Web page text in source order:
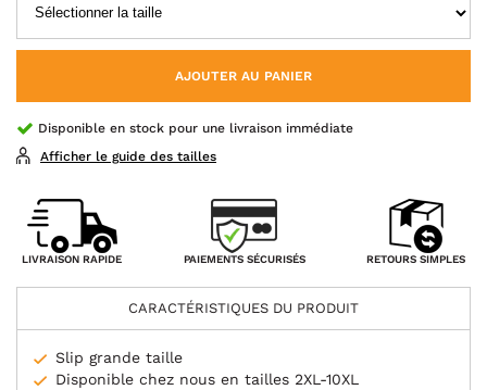
AJOUTER AU PANIER
Disponible en stock pour une livraison immédiate
Afficher le guide des tailles
LIVRAISON RAPIDE PAIEMENTS SÉCURISÉS RETOURS SIMPLES
CARACTÉRISTIQUES DU PRODUIT
Slip grande taille
Disponible chez nous en tailles 2XL-10XL